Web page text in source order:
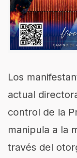
Los
actual
control de la
manipula a la
través del